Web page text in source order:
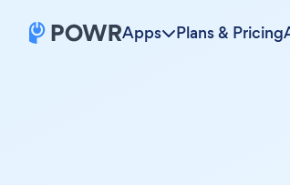
Apps Plans & Pricing